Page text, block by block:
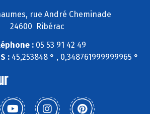
rue André Cheminade
24600 Ribérac
:05 53 91 42 49
: 45,253848 ° , 0,348761999999965 °